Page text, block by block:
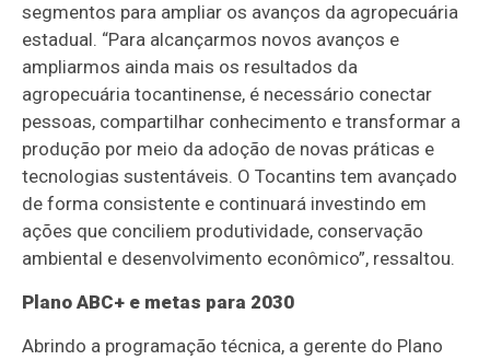
segmentos para ampliar os avanços da agropecuária
estadual. “Para alcançarmos novos avanços e
ampliarmos ainda mais os resultados da
agropecuária tocantinense, é necessário conectar
pessoas, compartilhar conhecimento e transformar a
produção por meio da adoção de novas práticas e
tecnologias sustentáveis. O Tocantins tem avançado
de forma consistente e continuará investindo em
ações que conciliem produtividade, conservação
ambiental e desenvolvimento econômico”, ressaltou.
Plano ABC+ e metas para 2030
Abrindo a programação técnica, a gerente do Plano